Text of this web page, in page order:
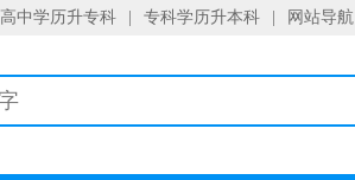
高中学历升专科 专科学历升本科 网站导航